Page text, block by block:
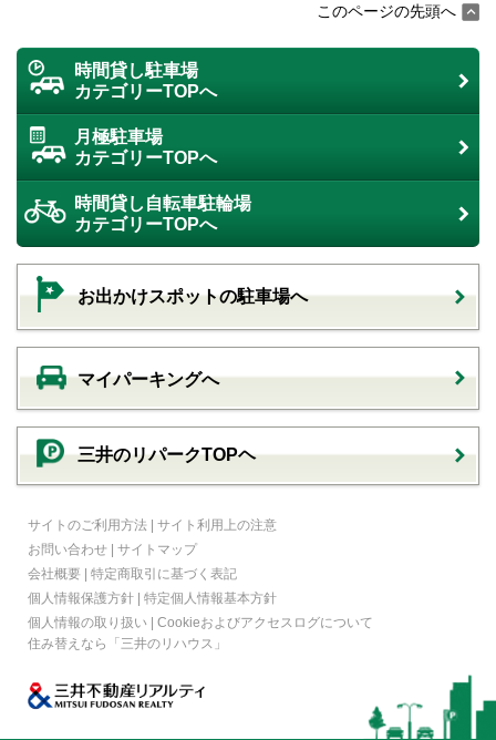
このページの先頭へ
時間貸し駐車場
カテゴリーTOPへ
月極駐車場
カテゴリーTOPへ
時間貸し自転車駐輪場
カテゴリーTOPへ
お出かけスポットの駐車場へ
マイパーキングへ
三井のリパークTOPヘ
サイトのご利用方法 | サイト利用上の注意
お問い合わせ | サイトマップ
会社概要 | 特定商取引に基づく表記
個人情報保護方針 | 特定個人情報基本方針
個人情報の取り扱い | Cookieおよびアクセスログについて
住み替えなら
「三井のリハウス」